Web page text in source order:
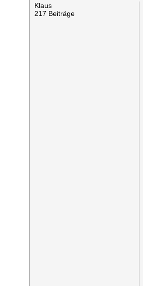
Klaus
217 Beiträge